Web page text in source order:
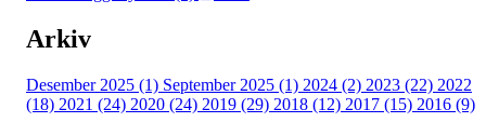
Arkiv
Desember 2025 (1) September 2025 (1) 2024 (2) 2023 (22) 2022
(18) 2021 (24) 2020 (24) 2019 (29) 2018 (12) 2017 (15) 2016 (9)